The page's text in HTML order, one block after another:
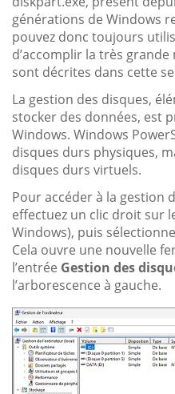
générations de Windows
pouvez donc toujours
d’accomplir la très
sont décrites dans cette
La gestion des disques,
stocker des données, est
Windows. Windows
disques durs physiques,
disques durs virtuels.
Pour accéder à la gestion
effectuez un clic droit sur
Windows), puis
Cela ouvre une nouvelle
l’entrée Gestion des
l’arborescence à gauche.